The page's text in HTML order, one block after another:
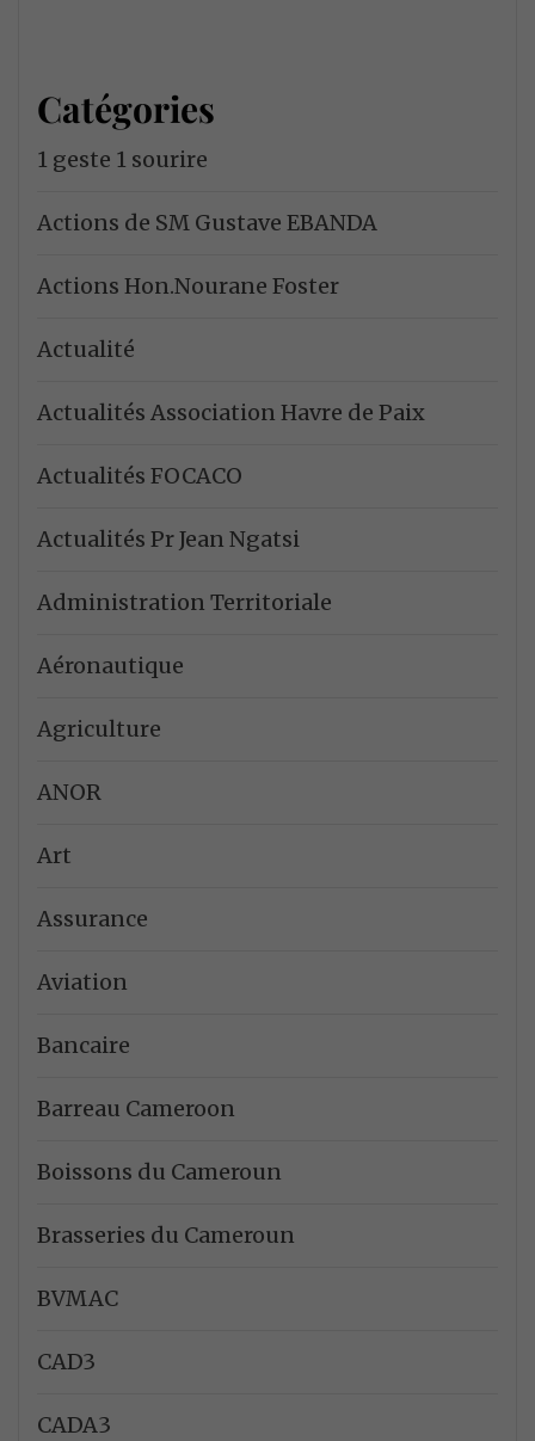
Catégories
1 geste 1 sourire
Actions de SM Gustave EBANDA
Actions Hon.Nourane Foster
Actualité
Actualités Association Havre de Paix
Actualités FOCACO
Actualités Pr Jean Ngatsi
Administration Territoriale
Aéronautique
Agriculture
ANOR
Art
Assurance
Aviation
Bancaire
Barreau Cameroon
Boissons du Cameroun
Brasseries du Cameroun
BVMAC
CAD3
CADA3